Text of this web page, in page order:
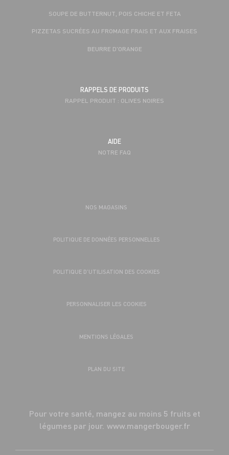
SOUPE DE BUTTERNUT, POIS CHICHE ET FETA
PIZZETAS SUCRÉES AU FROMAGE FRAIS ET AUX FRAISES
BEURRE D'ORANGE
RAPPELS DE PRODUITS
RAPPEL PRODUIT : OLIVES NOIRES
AIDE
NOTRE FAQ
NOS MAGASINS
POLITIQUE DE DONNÉES PERSONNELLES
POLITIQUE D’UTILISATION DES COOKIES
PERSONNALISER LES COOKIES
MENTIONS LÉGALES
PLAN DU SITE
Pour votre santé, mangez au moins 5 fruits et
légumes par jour. www.mangerbouger.fr